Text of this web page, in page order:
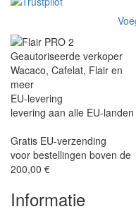
Geautoriseerde verkoper
Wacaco, Cafelat, Flair en
meer
EU-levering
levering aan alle EU-landen
Gratis EU-verzending
voor bestellingen boven de
200,00 €
Informatie